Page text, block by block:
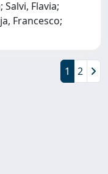
Flavia;
Francesco;
1 2